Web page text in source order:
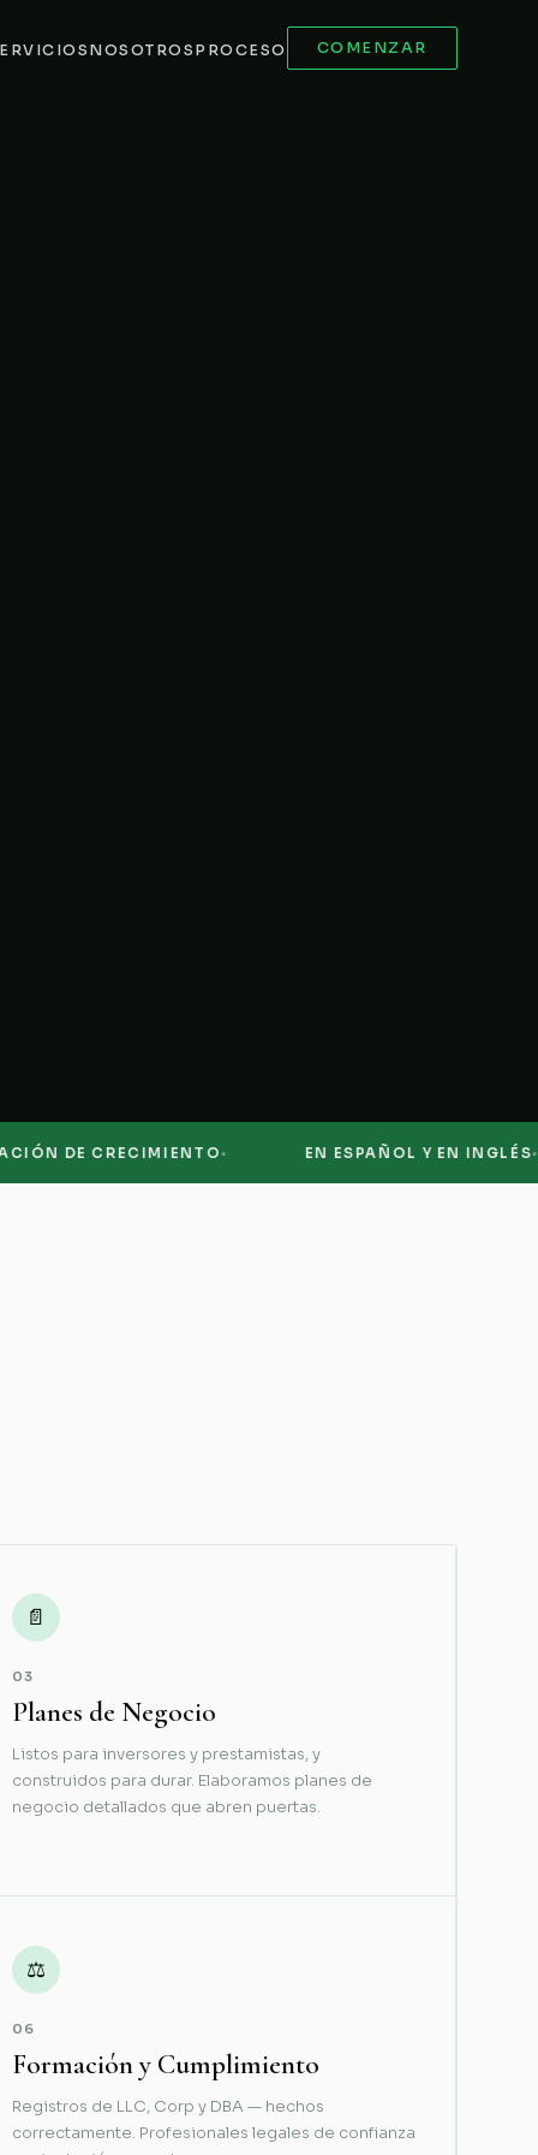
NOSOTROSPROCESO COMENZAR
CRECIMIENTO · EN ESPAÑOL Y EN INGLÉS ·
📄
03
Planes de Negocio
Listos para inversores y prestamistas, y
construidos para durar. Elaboramos planes de
negocio detallados que abren puertas.
⚖
06
Formación y Cumplimiento
Registros de LLC, Corp y DBA — hechos
correctamente. Profesionales legales de confianza